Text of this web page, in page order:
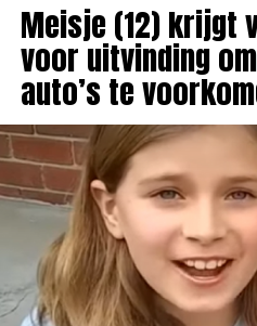
Meisje (12) krijgt
voor uitvinding
auto’s te